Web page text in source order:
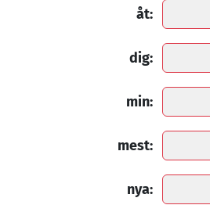
åt:
dig:
min:
mest:
nya: